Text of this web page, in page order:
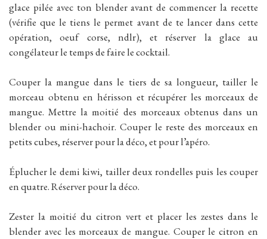
glace pilée avec ton blender avant de commencer la recette
(vérifie que le tiens le permet avant de te lancer dans cette
opération, oeuf corse, ndlr), et réserver la glace au
congélateur le temps de faire le cocktail.
Couper la mangue dans le tiers de sa longueur, tailler le
morceau obtenu en hérisson et récupérer les morceaux de
mangue. Mettre la moitié des morceaux obtenus dans un
blender ou mini-hachoir. Couper le reste des morceaux en
petits cubes, réserver pour la déco, et pour l’apéro.
Éplucher le demi kiwi, tailler deux rondelles puis les couper
en quatre. Réserver pour la déco.
Zester la moitié du citron vert et placer les zestes dans le
blender avec les morceaux de mangue. Couper le citron en